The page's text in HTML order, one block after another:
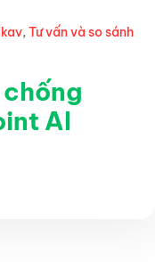
,Tư vấn và so sánh
AI